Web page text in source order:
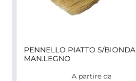
PENNELLO PIATTO S/BIONDA
MAN.LEGNO
A partire da